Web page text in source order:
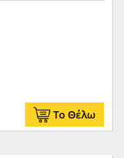
Το Θέλω